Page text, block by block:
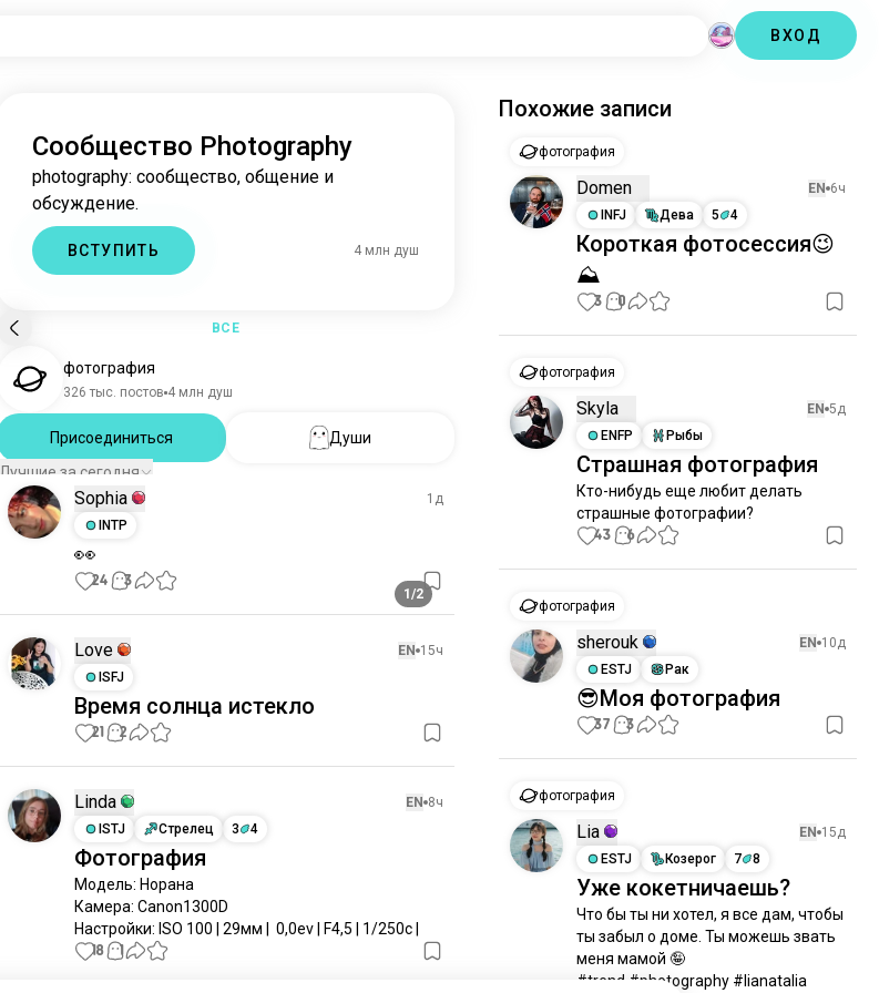
ВХОД
Сообщество Photography
photography: сообщество, общение и
обсуждение.
ВСТУПИТЬ 4 млн душ
ВСЕ
фотография
326 тыс. постов 4 млн душ
Присоединиться
Души
Лучшие за сегодня
Sophia
1д
INTP
👀
1/2
24 3
Love EN 15ч
ISFJ
Время солнца истекло
21 2
Linda EN 8ч
ISTJ
Стрелец 3 4
Фотография
Модель: Норана
Камера: Canon1300D
Настройки: ISO 100 | 29мм |  0,0ev | F4,5 | 1/250с |
18 1
Похожие записи
фотография
Domen EN 6ч
INFJ
Дева 5 4
Короткая фотосессия😉
⛰️
3 0
фотография
Skyla EN 5д
ENFP
Рыбы
Страшная фотография
Кто-нибудь еще любит делать
страшные фотографии?
43 6
фотография
sherouk EN 10д
ESTJ
Рак
😎Моя фотография
37 3
фотография
Lia EN 15д
ESTJ
Козерог 7 8
Уже кокетничаешь?
Что бы ты ни хотел, я все дам, чтобы
ты забыл о доме. Ты можешь звать
меня мамой 🤪
#trend #photography #lianatalia